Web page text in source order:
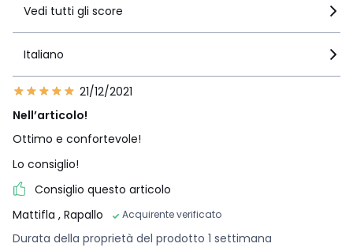
Vedi tutti gli score
Italiano
21/12/2021
Nell’articolo!
Ottimo e confortevole!
Lo consiglio!
Consiglio questo articolo
Mattifla , Rapallo Acquirente verificato
Durata della proprietà del prodotto 1 settimana